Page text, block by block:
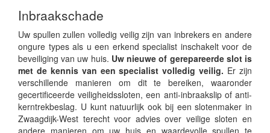
Inbraakschade
Uw spullen zullen volledig veilig zijn van inbrekers en andere
ongure types als u een erkend specialist inschakelt voor de
beveiliging van uw huis. Uw nieuwe of gerepareerde slot is
met de kennis van een specialist volledig veilig. Er zijn
verschillende manieren om dit te bereiken, waaronder
gecertificeerde veiligheidssloten, een anti-inbraakslip of anti-
kerntrekbeslag. U kunt natuurlijk ook bij een slotenmaker in
Zwaagdijk-West terecht voor advies over veilige sloten en
andere manieren om uw huis en waardevolle spullen te